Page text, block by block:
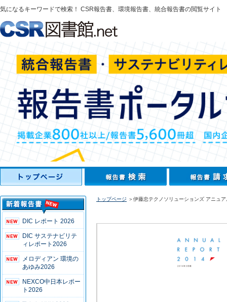
気になるキーワードで検索！ CSR報告書、環境報告書、統合報告書の閲覧サイト
DIC レポート 2026
DIC サステナビリテ
ィレポート2026
メロディアン 環境の
あゆみ2026
NEXCO中日本レポー
ト2026
トップページ ＞伊藤忠テクノソリューションズ アニュ